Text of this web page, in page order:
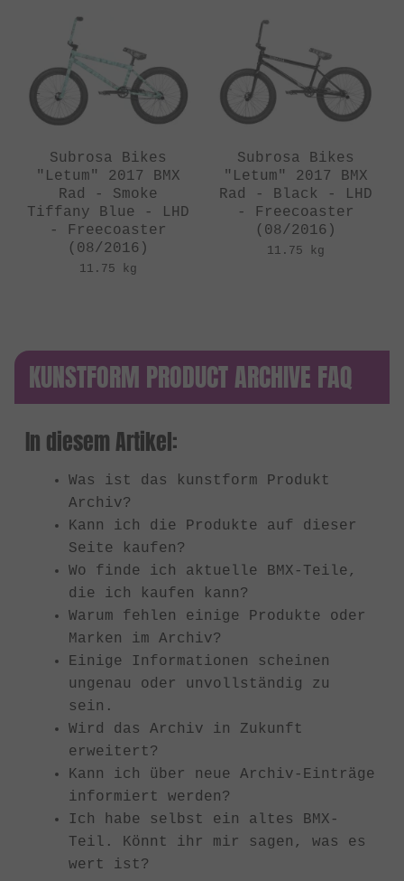
Subrosa Bikes
"Letum" 2017 BMX
Rad - Smoke
Tiffany Blue - LHD
- Freecoaster
(08/2016)
11.75 kg
Subrosa Bikes
"Letum" 2017 BMX
Rad - Black - LHD
- Freecoaster
(08/2016)
11.75 kg
KUNSTFORM PRODUCT ARCHIVE FAQ
In diesem Artikel:
Was ist das kunstform Produkt
Archiv?
Kann ich die Produkte auf dieser
Seite kaufen?
Wo finde ich aktuelle BMX-Teile,
die ich kaufen kann?
Warum fehlen einige Produkte oder
Marken im Archiv?
Einige Informationen scheinen
ungenau oder unvollständig zu
sein.
Wird das Archiv in Zukunft
erweitert?
Kann ich über neue Archiv-Einträge
informiert werden?
Ich habe selbst ein altes BMX-
Teil. Könnt ihr mir sagen, was es
wert ist?